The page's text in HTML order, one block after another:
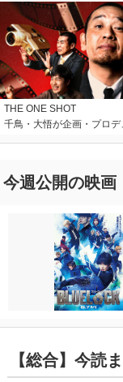
THE ONE SHOT
千鳥・大悟が企画・プロ
今週公開の映画
【総合】今読